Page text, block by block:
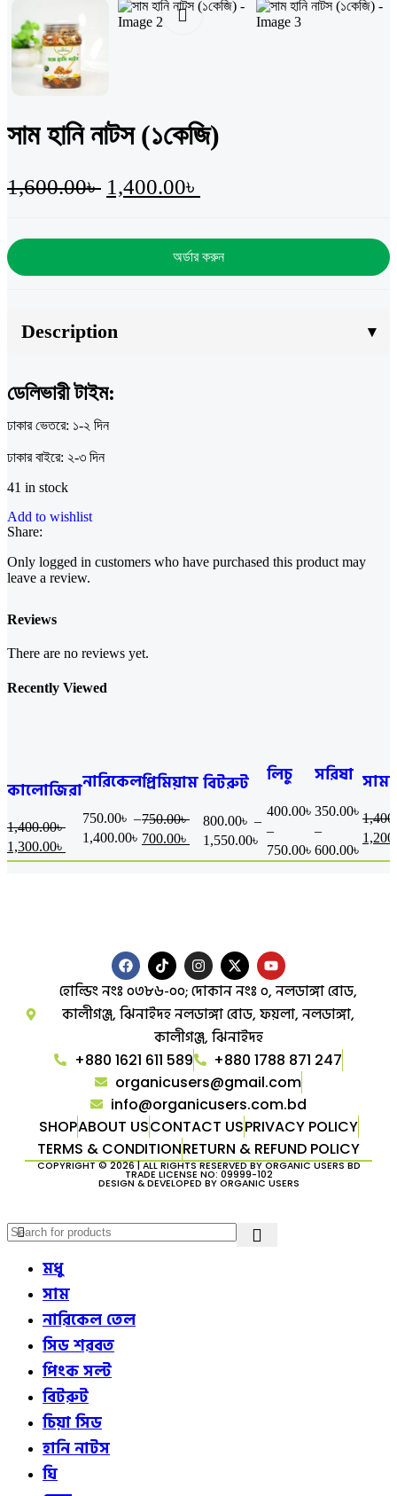
সাম হানি নাটস (১কেজি)
1,600.00৳ 1,400.00৳
অর্ডার করুন
Description
ডেলিভারী টাইম:
ঢাকার ভেতরে: ১-২ দিন
ঢাকার বাইরে: ২-৩ দিন
41 in stock
Add to wishlist
Share:
Reviews
There are no reviews yet.
Only logged in customers who have purchased this product may
leave a review.
Recently Viewed
কালোজিরা
1,400.00৳
1,300.00৳
নারিকেল
750.00৳ –
1,400.00৳
প্রিমিয়াম
গুড় –
১০০%
750.00৳
700.00৳
বিটরুট
পাউডার
800.00৳ –
1,550.00৳
লিচু
মধু
400.00৳
–
750.00৳
সরিষা
মধু
350.00৳
–
600.00৳
সাম
বুস্টার
হোল্ডিং নংঃ ০৩৮৬-০০; দোকান নংঃ ০, নলডাঙ্গা রোড,
কালীগঞ্জ, ঝিনাইদহ নলডাঙ্গা রোড, ফয়লা, নলডাঙ্গা,
কালীগঞ্জ, ঝিনাইদহ
+880 1621 611 589
+880 1788 871 247
organicusers@gmail.com
info@organicusers.com.bd
SHOPABOUT USCONTACT USPRIVACY POLICY
TERMS & CONDITIONRETURN & REFUND POLICY
COPYRIGHT © 2026 | ALL RIGHTS RESERVED BY ORGANIC USERS BD
TRADE LICENSE NO: 09999-102
DESIGN & DEVELOPED BY ORGANIC USERS
মধু
সাম
নারিকেল তেল
সিড শরবত
পিংক সল্ট
বিটরুট
চিয়া সিড
হানি নাটস
ঘি